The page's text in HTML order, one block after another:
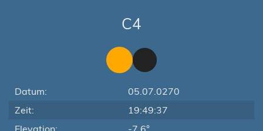
C4
Datum:
05.07.0270
Zeit:
19:49:37
Elevation:
-7.6°